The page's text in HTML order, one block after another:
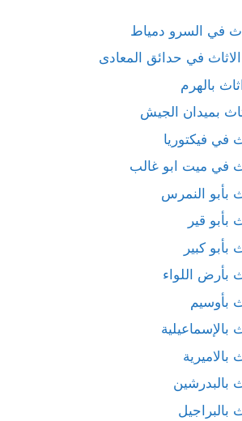
في السرو دمياط
في حدائق المعادى
بالهرم
بميدان الجيش
في فيكتوريا
في ميت ابو غالب
بأبو النمرس
قير
كبير
بأرض اللواء
بأوسيم
بالبدرشين
بالبراجيل